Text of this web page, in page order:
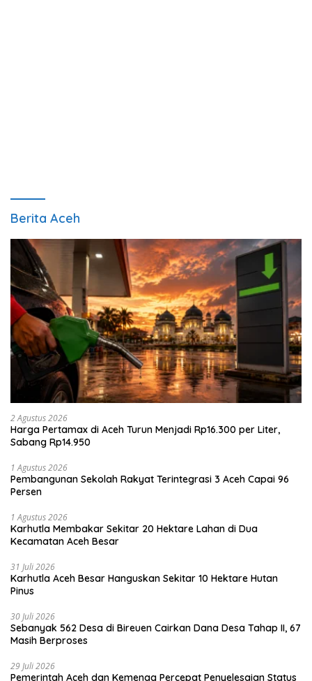
Berita Aceh
2 Agustus 2026
Harga Pertamax di Aceh Turun Menjadi Rp16.300 per Liter,
Sabang Rp14.950
1 Agustus 2026
Pembangunan Sekolah Rakyat Terintegrasi 3 Aceh Capai 96
Persen
1 Agustus 2026
Karhutla Membakar Sekitar 20 Hektare Lahan di Dua
Kecamatan Aceh Besar
31 Juli 2026
Karhutla Aceh Besar Hanguskan Sekitar 10 Hektare Hutan
Pinus
30 Juli 2026
Sebanyak 562 Desa di Bireuen Cairkan Dana Desa Tahap II, 67
Masih Berproses
29 Juli 2026
Pemerintah Aceh dan Kemenag Percepat Penyelesaian Status